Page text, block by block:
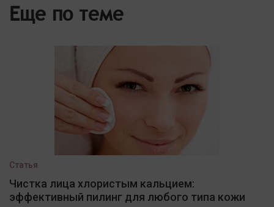
Еще по теме
Статья
Чистка лица хлористым кальцием:
эффективный пилинг для любого типа кожи